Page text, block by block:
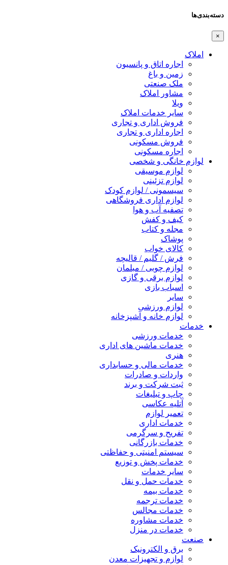
دسته‌بندی‌ها
×
املاک
اجاره اتاق و پانسیون
زمین و باغ
ملک صنعتی
مشاور املاک
ویلا
سایر خدمات املاک
فروش اداری و تجاری
اجاره اداری و تجاری
فروش مسکونی
اجاره مسکونی
لوازم خانگی و شخصی
لوازم موسیقی
لوازم تزئینی
سیسمونی / لوازم کودک
لوازم اداری فروشگاهی
تصفیه آب و هوا
کیف و کفش
مجله و کتاب
پوشاک
کالای خواب
فرش / گلیم / قالیچه
لوازم چوبی / مبلمان
لوازم برقی و گازی
اسباب بازی
سایر
لوازم ورزشی
لوازم خانه و آشپزخانه
خدمات
خدمات ورزشی
خدمات ماشین های اداری
هنری
خدمات مالی و حسابداری
واردات و صادرات
ثبت شرکت و برند
چاپ و تبلیغات
آتلیه عکاسی
تعمیر لوازم
خدمات اداری
تفریح و سرگرمی
خدمات بازرگانی
سیستم امنیتی و حفاظتی
خدمات پخش و توزیع
سایر خدمات
خدمات حمل و نقل
خدمات بیمه
خدمات ترجمه
خدمات مجالس
خدمات مشاوره
خدمات در منزل
صنعت
برق و الکترونیک
لوازم و تجهیزات معدن